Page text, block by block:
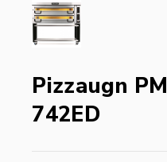
Pizzaugn PM
742ED